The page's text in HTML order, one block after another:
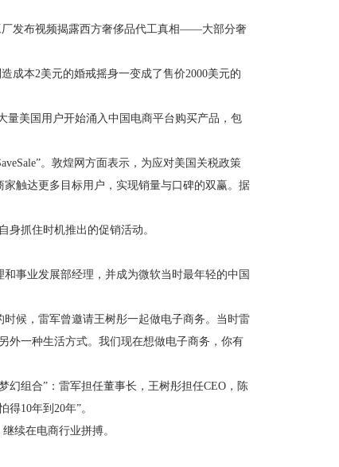
厂发布视频揭露西方奢侈品代工真相——大部分奢
成本2美元的婚戒摇身一变成了售价2000美元的
量美国用户开始涌入中国电商平台购买产品，包
。敦煌网方面表示，为应对美国关税政策
触达更多目标用户，实现销量与口碑的双赢。据
身抓住时机推出的促销活动。
事业发展部经理，并成为微软当时最年轻的中国
候，雷军曾邀请王树彤一起做电子商务。当时雷
外一种生活方式。我们现在想做电子商务，你有
组合”：雷军担任董事长，王树彤担任CEO，陈
10年到20年”。
续在电商行业拼搏。